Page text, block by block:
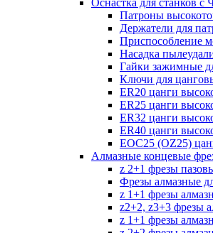
Оснастка для станков с
Патроны
Держатели для
Приспособление
Насадка
Гайки зажимные
Ключи для
ER20 цанги
ER25 цанги
ER32 цанги
ER40 цанги
EOC25 (OZ25)
Алмазные концевые
z 2+1 фрезы
Фрезы алмазные
z 1+1 фрезы
z2+2, z3+3 фрезы
z 1+1 фрезы